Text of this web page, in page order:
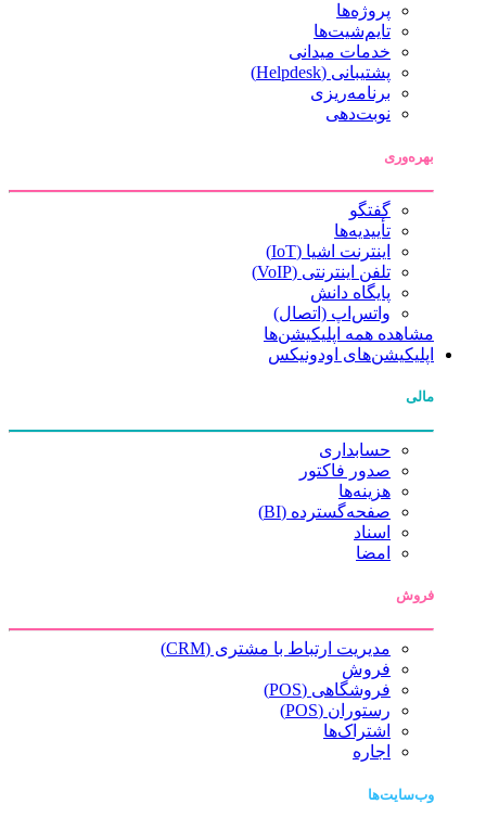
پروژه‌ها
تایم‌شیت‌ها
خدمات میدانی
پشتیبانی (Helpdesk)
برنامه‌ریزی
نوبت‌دهی
بهره‌وری
گفتگو
تأییدیه‌ها
اینترنت اشیا (IoT)
تلفن اینترنتی (VoIP)
پایگاه دانش
واتس‌اپ (اتصال)
مشاهده همه اپلیکیشن‌ها
اپلیکیشن‌های اودونیکس
مالی
حسابداری
صدور فاکتور
هزینه‌ها
صفحه‌گسترده (BI)
اسناد
امضا
فروش
مدیریت ارتباط با مشتری (CRM)
فروش
فروشگاهی (POS)
رستوران (POS)
اشتراک‌ها
اجاره
وب‌سایت‌ها